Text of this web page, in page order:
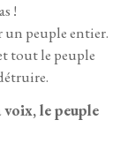
!
un peuple entier.
tout le peuple
voix, le peuple